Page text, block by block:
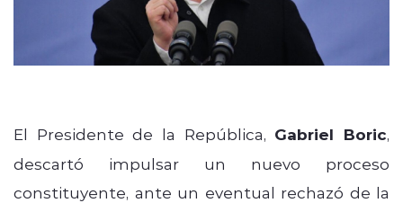
El Presidente de la República, Gabriel Boric,
descartó impulsar un nuevo proceso
constituyente, ante un eventual rechazó de la